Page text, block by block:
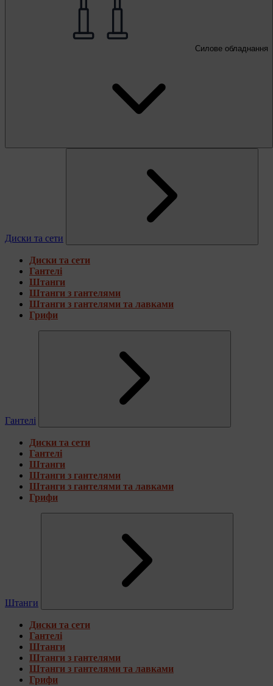
Силове обладнання
Диски та сети
Диски та сети
Гантелі
Штанги
Штанги з гантелями
Штанги з гантелями та лавками
Грифи
Гантелі
Диски та сети
Гантелі
Штанги
Штанги з гантелями
Штанги з гантелями та лавками
Грифи
Штанги
Диски та сети
Гантелі
Штанги
Штанги з гантелями
Штанги з гантелями та лавками
Грифи